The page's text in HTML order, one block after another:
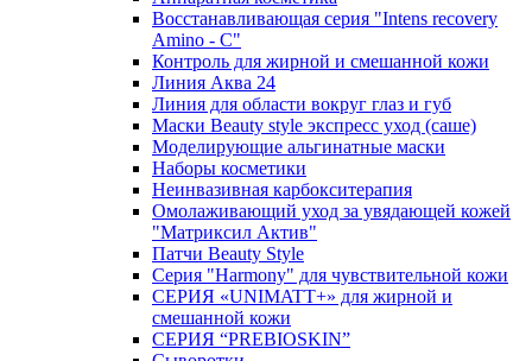
Восстанавливающая серия "Intens recovery
Amino - C"
Контроль для жирной и смешанной кожи
Линия Аква 24
Линия для области вокруг глаз и губ
Маски Beauty style экспресс уход (саше)
Моделирующие альгинатные маски
Наборы косметики
Неинвазивная карбокситерапия
Омолаживающий уход за увядающей кожей
"Матриксил Актив"
Патчи Beauty Style
Серия "Harmony" для чувствительной кожи
СЕРИЯ «UNIMATT+» для жирной и
смешанной кожи
СЕРИЯ “PREBIOSKIN”